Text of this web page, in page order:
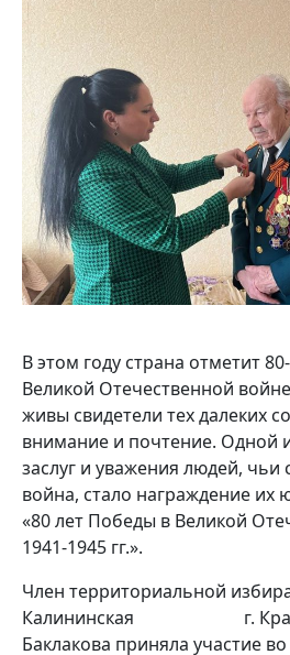
В этом году страна отметит
Великой Отечественной
живы свидетели тех далеких
внимание и почтение. Одной
заслуг и уважения людей, чьи
война, стало награждение
«80 лет Победы в Великой
1941-1945 гг.».
Член территориальной
Калининская г.
Баклакова приняла участие